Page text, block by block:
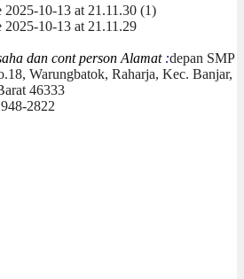
dan cont person Alamat:depan SMP
Warungbatok, Raharja, Kec. Banjar,
46333
2822